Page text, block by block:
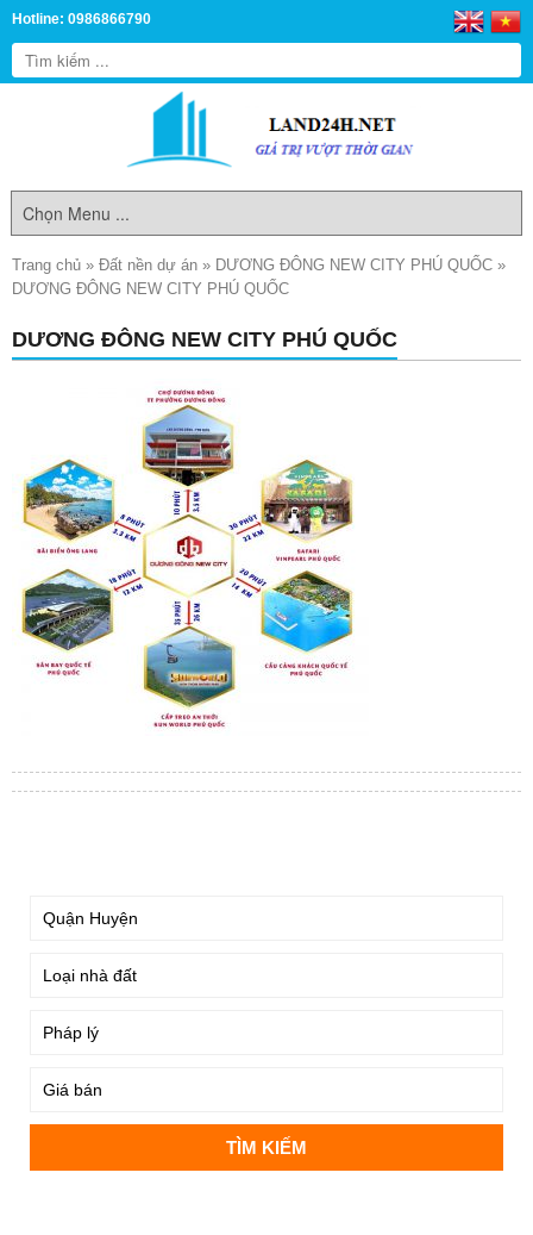
Hotline: 0986866790
Trang chủ » Đất nền dự án » DƯƠNG ĐÔNG NEW CITY PHÚ QUỐC »
DƯƠNG ĐÔNG NEW CITY PHÚ QUỐC
DƯƠNG ĐÔNG NEW CITY PHÚ QUỐC